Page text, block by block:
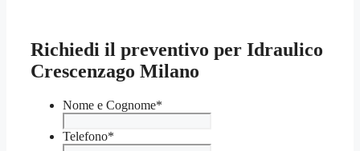
Richiedi il preventivo per Idraulico
Crescenzago Milano
Nome e Cognome*
Telefono*